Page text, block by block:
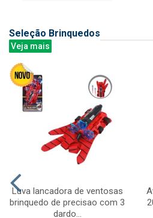
Seleção Brinquedos
Veja mais
Luva lancadora de ventosas
brinquedo de precisao com 3
dardo...